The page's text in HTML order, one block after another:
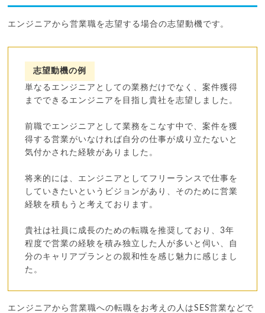
エンジニアから営業職を志望する場合の志望動機です。
志望動機の例
単なるエンジニアとしての業務だけでなく、案件獲得
までできるエンジニアを目指し貴社を志望しました。
前職でエンジニアとして業務をこなす中で、案件を獲
得する営業がいなければ自分の仕事が成り立たないと
気付かされた経験がありました。
将来的には、エンジニアとしてフリーランスで仕事を
していきたいというビジョンがあり、そのために営業
経験を積もうと考えております。
貴社は社員に成長のための転職を推奨しており、3年
程度で営業の経験を積み独立した人が多いと伺い、自
分のキャリアプランとの親和性を感じ魅力に感じまし
た。
エンジニアから営業職への転職をお考えの人はSES営業などで